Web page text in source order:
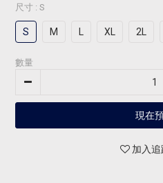
尺寸 : S
S M XL 2L
數量
現在
加入